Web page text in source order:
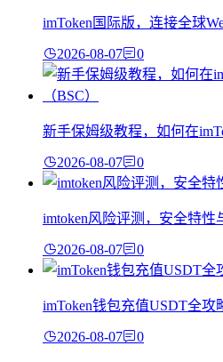
imToken国际版，连接全球
2026-08-07 0
新手保姆级教程，如何在
2026-08-07 0
imtoken风险评测，安全特
2026-08-07 0
imToken钱包充值USDT全
2026-08-07 0